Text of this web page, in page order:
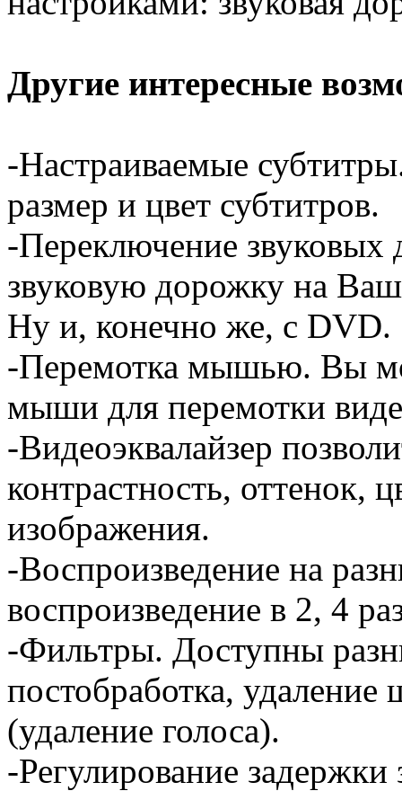
Другие интересные
-Настраиваемые
размер и цвет субтитров.
-Переключение
звуковую дорожку на
Ну и, конечно же, с DVD.
-Перемотка мышью. Вы
мыши для перемотки
-Видеоэквалайзер
контрастность, оттенок,
изображения.
-Воспроизведение на
воспроизведение в 2, 4
-Фильтры. Доступны
постобработка,
(удаление голоса).
-Регулирование задержки